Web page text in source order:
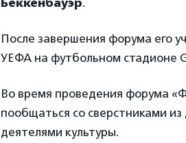
После завершения форума его
УЕФА на футбольном стадионе
Во время проведения форума
пообщаться со сверстниками
деятелями культуры.